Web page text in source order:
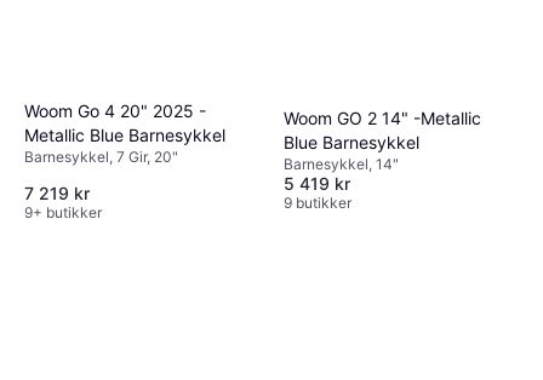
Woom Go 4 20" 2025 -
Metallic Blue Barnesykkel
Barnesykkel, 7 Gir, 20"
7 219 kr
9+ butikker
Woom GO 2 14" -Metallic
Blue Barnesykkel
Barnesykkel, 14"
5 419 kr
9 butikker